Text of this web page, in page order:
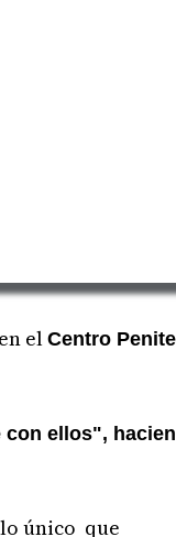
elCentro
con ellos",
único que